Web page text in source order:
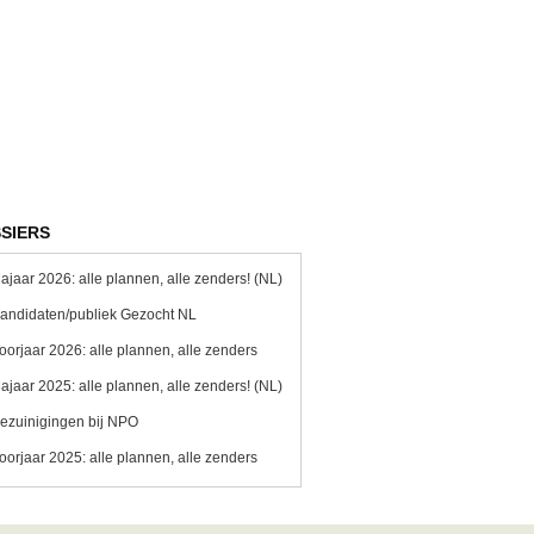
2026: alle plannen, alle zenders! (NL)
publiek Gezocht NL
2026: alle plannen, alle zenders
2025: alle plannen, alle zenders! (NL)
bij NPO
2025: alle plannen, alle zenders